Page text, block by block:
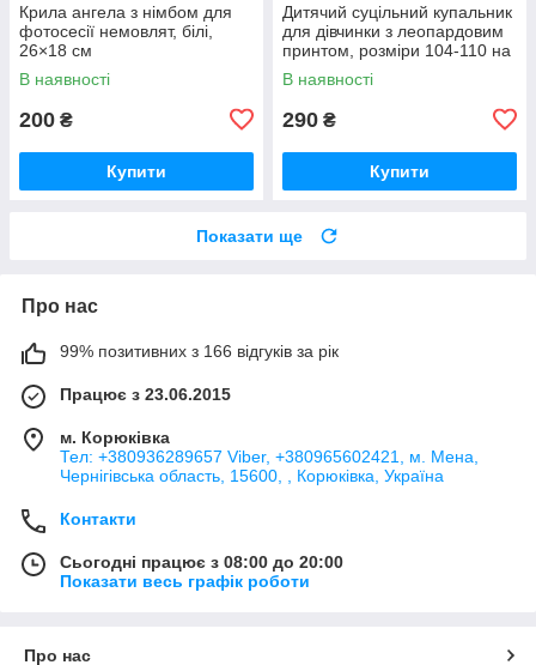
Крила ангела з німбом для
фотосесії немовлят, білі,
26×18 см
В наявності
200 ₴
Купити
Дитячий суцільний купальник
для дівчинки з леопардовим
принтом, розміри 104-110 на
4-5років та 110-116 на 5-6
років
В наявності
290 ₴
Купити
Показати ще
Про нас
99% позитивних з 166 відгуків за рік
Працює з 23.06.2015
м. Корюківка
Тел: +380936289657 Viber, +380965602421, м. Мена,
Чернігівська область, 15600, , Корюківка, Україна
Контакти
Сьогодні працює з 08:00 до 20:00
Показати весь графік роботи
Про нас